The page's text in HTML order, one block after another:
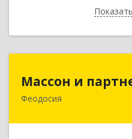
Массон и
Феодосия
298112, Крым Респ,